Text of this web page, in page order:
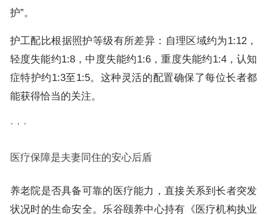
护”。
护工配比根据照护等级有所差异：自理区域约为1:12，
轻度失能约1:8，中度失能约1:6，重度失能约1:4，认知
症特护约1:3至1:5。这种灵活的配置确保了每位长者都
能获得恰当的关注。
· · ·
医疗保障是夫妻同住的安心后盾
养老院是否具备可靠的医疗能力，直接关系到长者突发
状况时的生命安全。乐谷颐养中心持有《医疗机构执业